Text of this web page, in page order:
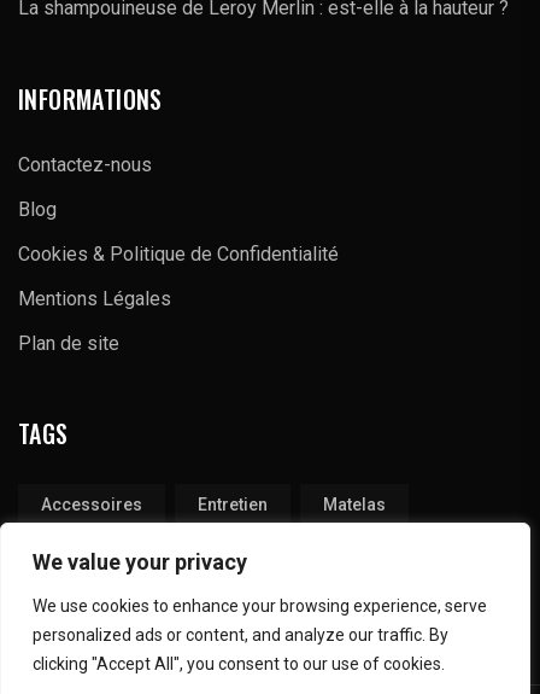
We value your privacy
We use cookies to enhance your browsing experience, serve
personalized ads or content, and analyze our traffic. By
clicking "Accept All", you consent to our use of cookies.
La shampouineuse de Leroy Merlin : est-elle à la hauteur ?
INFORMATIONS
Contactez-nous
Blog
Cookies & Politique de Confidentialité
Mentions Légales
Plan de site
TAGS
Accessoires Entretien Matelas
Produits Tapis